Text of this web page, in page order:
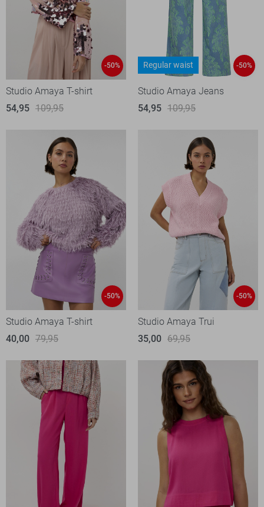
-50%
Studio Amaya T-shirt
54,95 109,95
Regular waist -50%
Studio Amaya Jeans
54,95 109,95
-50%
Studio Amaya T-shirt
40,00 79,95
-50%
Studio Amaya Trui
35,00 69,95